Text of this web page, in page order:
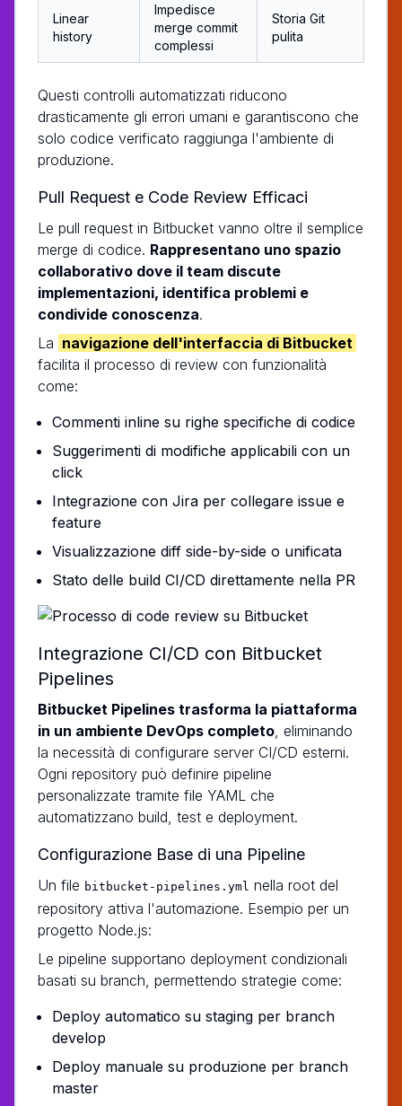
Linear
history
Impedisce
merge commit
complessi
Storia Git
pulita
Questi controlli automatizzati riducono
drasticamente gli errori umani e garantiscono che
solo codice verificato raggiunga l'ambiente di
produzione.
Pull Request e Code Review Efficaci
Le pull request in Bitbucket vanno oltre il semplice
merge di codice. Rappresentano uno spazio
collaborativo dove il team discute
implementazioni, identifica problemi e
condivide conoscenza.
La navigazione dell'interfaccia di Bitbucket
facilita il processo di review con funzionalità
come:
Commenti inline su righe specifiche di codice
Suggerimenti di modifiche applicabili con un
click
Integrazione con Jira per collegare issue e
feature
Visualizzazione diff side-by-side o unificata
Stato delle build CI/CD direttamente nella PR
Integrazione CI/CD con Bitbucket
Pipelines
Bitbucket Pipelines trasforma la piattaforma
in un ambiente DevOps completo , eliminando
la necessità di configurare server CI/CD esterni.
Ogni repository può definire pipeline
personalizzate tramite file YAML che
automatizzano build, test e deployment.
Configurazione Base di una Pipeline
Un file bitbucket-pipelines.yml nella root del
repository attiva l'automazione. Esempio per un
progetto Node.js:
Le pipeline supportano deployment condizionali
basati su branch, permettendo strategie come:
Deploy automatico su staging per branch
develop
Deploy manuale su produzione per branch
master